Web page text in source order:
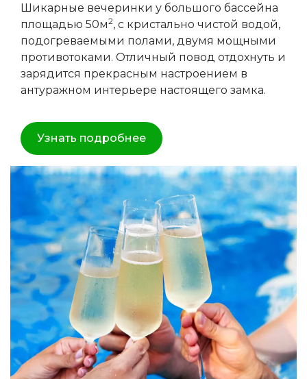
Шикарные вечеринки у большого бассейна
площадью 50м2, с кристально чистой водой,
подогреваемыми полами, двумя мощными
противотоками. Отличный повод отдохнуть и
зарядится прекрасным настроением в
антуражном интерьере настоящего замка.
Узнать подробнее